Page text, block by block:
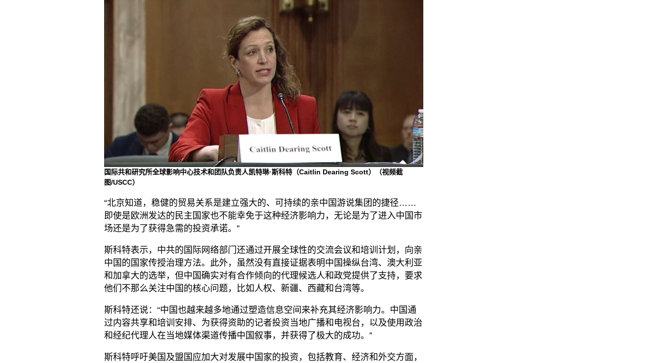
国际共和研究所全球影响中心技术和团队负责人凯特琳·斯科特（Caitlin Dearing Scott）（视频截
图/USCC）
“北京知道，稳健的贸易关系是建立强大的、可持续的亲中国游说集团的捷径……
即使是欧洲发达的民主国家也不能幸免于这种经济影响力，无论是为了进入中国市
场还是为了获得急需的投资承诺。”
斯科特表示，中共的国际网络部门还通过开展全球性的交流会议和培训计划，向亲
中国的国家传授治理方法。此外，虽然没有直接证据表明中国操纵台湾、澳大利亚
和加拿大的选举，但中国确实对有合作倾向的代理候选人和政党提供了支持，要求
他们不那么关注中国的核心问题，比如人权、新疆、西藏和台湾等。
斯科特还说：“中国也越来越多地通过塑造信息空间来补充其经济影响力。中国通
过内容共享和培训安排、为获得资助的记者投资当地广播和电视台，以及使用政治
和经纪代理人在当地媒体渠道传播中国叙事，并获得了极大的成功。”
斯科特呼吁美国及盟国应加大对发展中国家的投资，包括教育、经济和外交方面，